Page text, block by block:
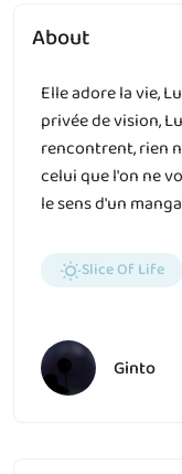
About
Elle adore la vie,
privée de vision,
rencontrent, rien
celui que l'on ne
le sens d'un
Slice Of Life
Ginto